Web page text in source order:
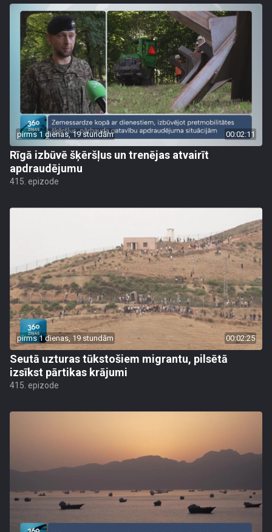
pirms 1 dienas, 19 stundām 00:02:11
Rīgā izbūvē šķēršļus un trenējas atvairīt
apdraudējumu
415. epizode
pirms 1 dienas, 19 stundām 00:02:25
Seutā uzturas tūkstošiem migrantu, pilsētā
izsīkst pārtikas krājumi
415. epizode